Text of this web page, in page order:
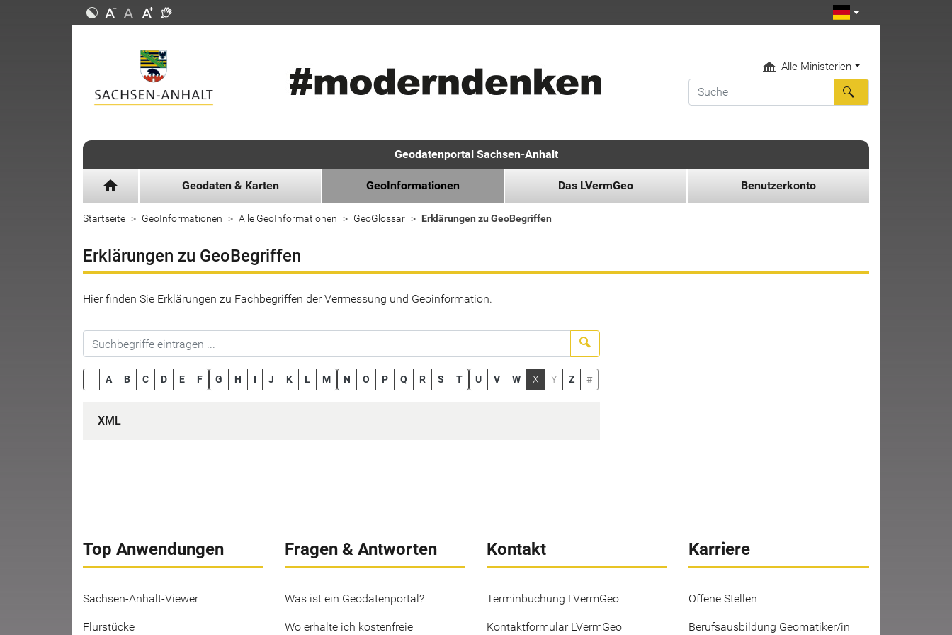
Alle Ministerien
Geodatenportal Sachsen-Anhalt
home Geodaten & Karten GeoInformationen Das LVermGeo Benutzerkonto
Startseite GeoInformationen Alle GeoInformationen GeoGlossar Erklärungen zu GeoBegriffen
Erklärungen zu GeoBegriffen
Hier finden Sie Erklärungen zu Fachbegriffen der Vermessung und Geoinformation.
A B C D E F G H I J K L M N O P Q R S T U V W X Y Z #
XML
Top Anwendungen
Sachsen-Anhalt-Viewer
Flurstücke
Fragen & Antworten
Was ist ein Geodatenportal?
Wo erhalte ich kostenfreie
Kontakt
Terminbuchung LVermGeo
Kontaktformular LVermGeo
Karriere
Offene Stellen
Berufsausbildung Geomatiker/in